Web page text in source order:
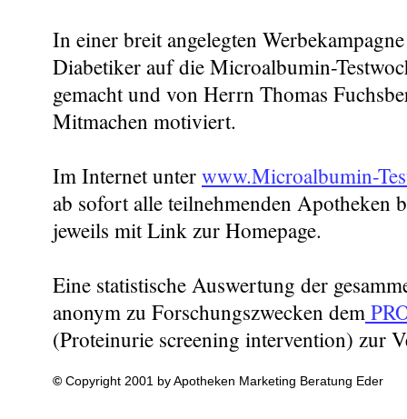
In einer breit angelegten
Diabetiker auf die Microalbumin-
gemacht und von Herrn Thomas
Mitmachen motiviert.
Im Internet unter www.Microalbumin-
ab sofort alle teilnehmenden Apotheken
jeweils mit Link zur Homepage.
Eine statistische Auswertung der
anonym zu Forschungszwecken dem
(Proteinurie screening intervention) zur
© Copyright 2001 by Apotheken Marketing Beratung Eder